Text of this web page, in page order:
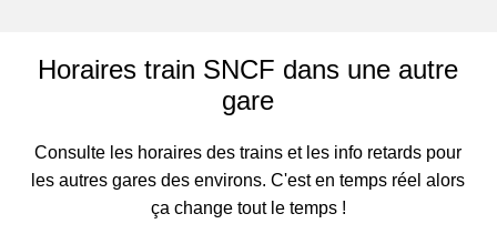
Horaires train SNCF dans une autre
gare
Consulte les horaires des trains et les info retards pour
les autres gares des environs. C'est en temps réel alors
ça change tout le temps !